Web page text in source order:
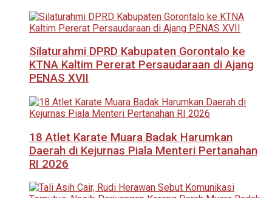
Silaturahmi DPRD Kabupaten Gorontalo ke
KTNA Kaltim Pererat Persaudaraan di Ajang
PENAS XVII
18 Atlet Karate Muara Badak Harumkan
Daerah di Kejurnas Piala Menteri Pertanahan
RI 2026